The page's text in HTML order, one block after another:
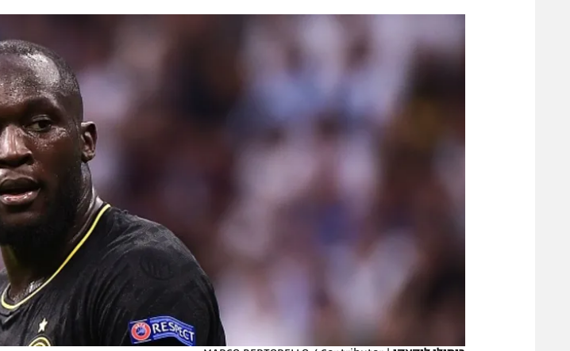
תקנון משתתפים וזוכים בפרסים
תקנון עבור פעילות אלקטרה
תקנון עבור פעילות ספורט 1 – "מרלן"
תקנון פעילות ספורט 1
רשיון להקרנה פומבית לבית עסק
הצטרפות לחבילת הערוצים
הפועל תל אביב
ליגה סינית
ליגות נוספות